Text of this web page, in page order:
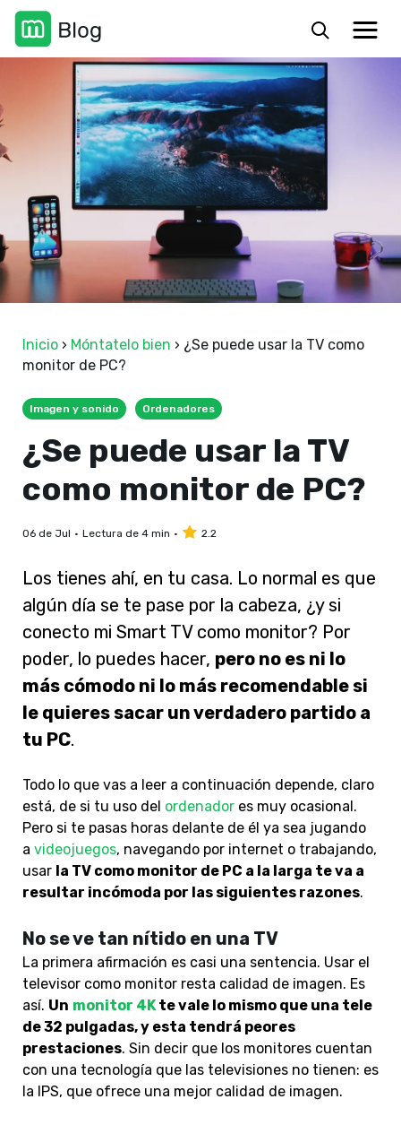
Inicio › Móntatelo bien › ¿Se puede usar la TV como
monitor de PC?
Imagen y sonido Ordenadores
¿Se puede usar la TV
como monitor de PC?
06 de Jul Lectura de 4 min 2.2
Los tienes ahí, en tu casa. Lo normal es que
algún día se te pase por la cabeza, ¿y si
conecto mi Smart TV como monitor? Por
poder, lo puedes hacer, pero no es ni lo
más cómodo ni lo más recomendable si
le quieres sacar un verdadero partido a
tu PC.
Todo lo que vas a leer a continuación depende, claro
está, de si tu uso del ordenador es muy ocasional.
Pero si te pasas horas delante de él ya sea jugando
a videojuegos, navegando por internet o trabajando,
usar la TV como monitor de PC a la larga te va a
resultar incómoda por las siguientes razones.
No se ve tan nítido en una TV
La primera afirmación es casi una sentencia. Usar el
televisor como monitor resta calidad de imagen. Es
así. Un monitor 4Kte vale lo mismo que una tele
de 32 pulgadas, y esta tendrá peores
prestaciones. Sin decir que los monitores cuentan
con una tecnología que las televisiones no tienen: es
la IPS, que ofrece una mejor calidad de imagen.